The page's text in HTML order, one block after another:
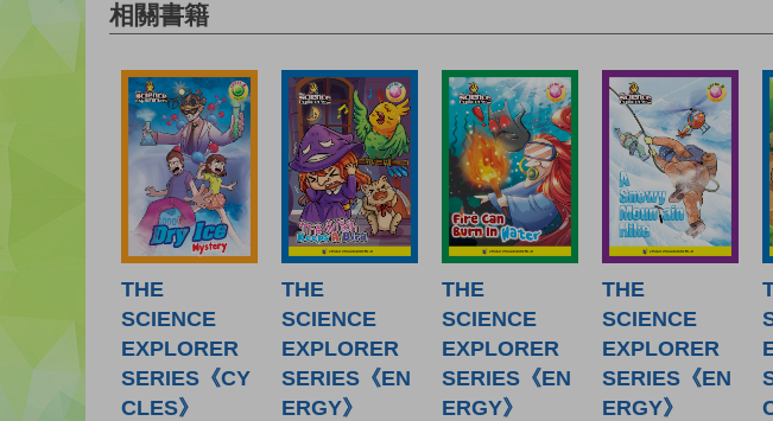
相關書籍
THE
SCIENCE
EXPLORER
SERIES《CY
CLES》
THE
SCIENCE
EXPLORER
SERIES《EN
ERGY》
THE
SCIENCE
EXPLORER
SERIES《EN
ERGY》
THE
SCIENCE
EXPLORER
SERIES《EN
ERGY》